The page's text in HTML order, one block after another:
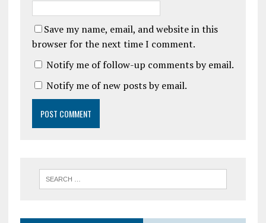
Save my name, email, and website in this
browser for the next time I comment.
Notify me of follow-up comments by email.
Notify me of new posts by email.